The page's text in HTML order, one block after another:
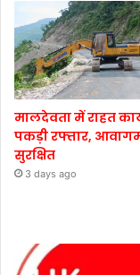
मालदेवता में राहत
पकड़ी रफ्तार,
सुरक्षित
3 days ago